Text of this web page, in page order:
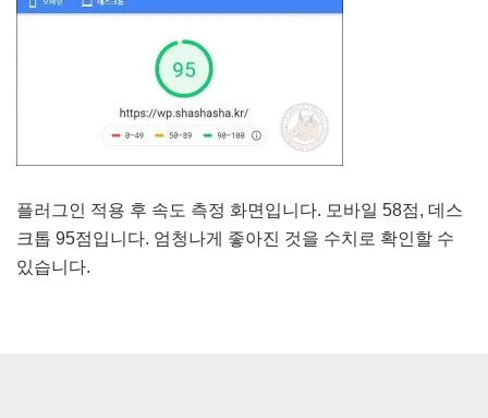
플러그인 적용 후 속도 측정 화면입니다. 모바일 58점, 데스
크톱 95점입니다. 엄청나게 좋아진 것을 수치로 확인할 수
있습니다.